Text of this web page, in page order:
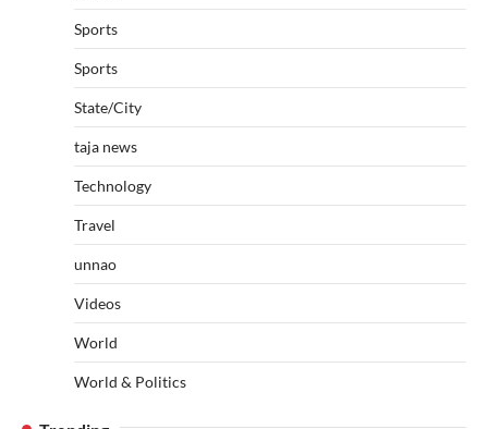
Sports
Sports
State/City
taja news
Technology
Travel
unnao
Videos
World
World & Politics